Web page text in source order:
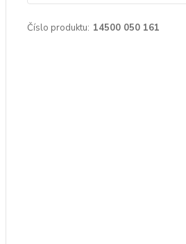
Číslo produktu: 14500 050 161